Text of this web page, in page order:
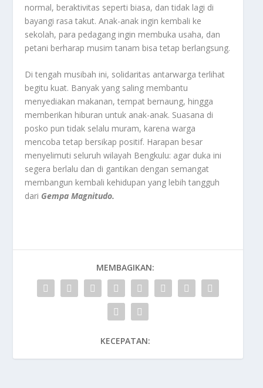
normal, beraktivitas seperti biasa, dan tidak lagi di
bayangi rasa takut. Anak-anak ingin kembali ke
sekolah, para pedagang ingin membuka usaha, dan
petani berharap musim tanam bisa tetap berlangsung.
Di tengah musibah ini, solidaritas antarwarga terlihat
begitu kuat. Banyak yang saling membantu
menyediakan makanan, tempat bernaung, hingga
memberikan hiburan untuk anak-anak. Suasana di
posko pun tidak selalu muram, karena warga
mencoba tetap bersikap positif. Harapan besar
menyelimuti seluruh wilayah Bengkulu: agar duka ini
segera berlalu dan di gantikan dengan semangat
membangun kembali kehidupan yang lebih tangguh
dari Gempa Magnitudo.
MEMBAGIKAN:
KECEPATAN: